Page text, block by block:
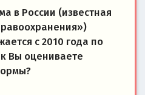
в России (известная
с 2010 года по
Вы оцениваете